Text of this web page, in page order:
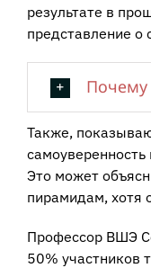
результате в
представление о
Почему
Также,
Это может
пирамидам, хотя
Профессор ВШЭ
50% участников